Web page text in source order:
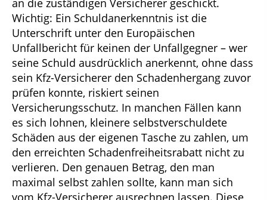
an die zuständigen Versicherer geschickt.
Wichtig: Ein Schuldanerkenntnis ist die
Unterschrift unter den Europäischen
Unfallbericht für keinen der Unfallgegner – wer
seine Schuld ausdrücklich anerkennt, ohne dass
sein Kfz-Versicherer den Schadenhergang zuvor
prüfen konnte, riskiert seinen
Versicherungsschutz. In manchen Fällen kann
es sich lohnen, kleinere selbstverschuldete
Schäden aus der eigenen Tasche zu zahlen, um
den erreichten Schadenfreiheitsrabatt nicht zu
verlieren. Den genauen Betrag, den man
maximal selbst zahlen sollte, kann man sich
vom Kfz-Versicherer ausrechnen lassen. Diese